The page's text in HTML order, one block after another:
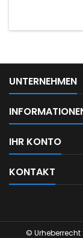
UNTERNEHMEN
IHR KONTO
KONTAKT
© Urheberrecht